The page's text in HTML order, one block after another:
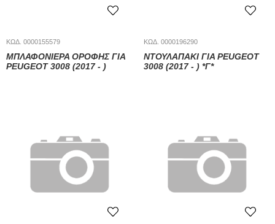
ΚΩΔ. 0000155579
ΜΠΛΑΦΟΝΊΕΡΑ ΟΡΟΦΉΣ ΓΙΑ
PEUGEOT 3008 (2017 - )
ΚΩΔ. 0000196290
ΝΤΟΥΛΑΠΆΚΙ ΓΙΑ PEUGEOT
3008 (2017 - ) *Γ*